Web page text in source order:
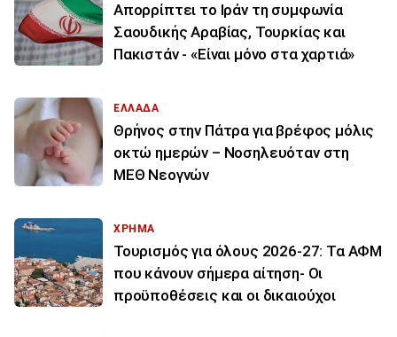
Απορρίπτει το Ιράν τη συμφωνία
Σαουδικής Αραβίας, Τουρκίας και
Πακιστάν - «Είναι μόνο στα χαρτιά»
ΕΛΛΑΔΑ
Θρήνος στην Πάτρα για βρέφος μόλις
οκτώ ημερών – Νοσηλευόταν στη
ΜΕΘ Νεογνών
ΧΡΗΜΑ
Τουρισμός για όλους 2026-27: Τα ΑΦΜ
που κάνουν σήμερα αίτηση- Οι
προϋποθέσεις και οι δικαιούχοι